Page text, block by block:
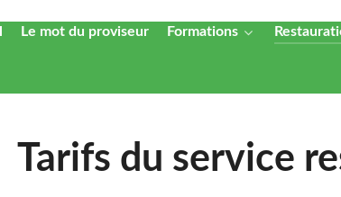
Le mot du proviseur Formations
Tarifs du service